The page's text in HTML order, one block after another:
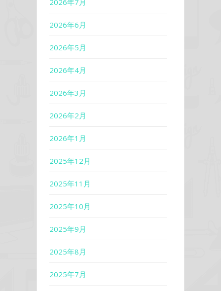
2026年7月
2026年6月
2026年5月
2026年4月
2026年3月
2026年2月
2026年1月
2025年12月
2025年11月
2025年10月
2025年9月
2025年8月
2025年7月